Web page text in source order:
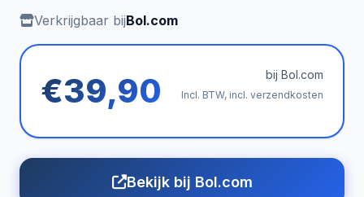
Verkrijgbaar bijBol.com
€39,90 bij Bol.com
Incl. BTW, incl. verzendkosten
Bekijk bij Bol.com